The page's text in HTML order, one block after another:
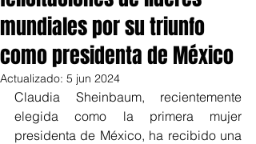
mundiales por su triunfo
como presidenta de México
Actualizado: 5 jun 2024
Claudia Sheinbaum, recientemente
elegida como la primera mujer
presidenta de México, ha recibido una